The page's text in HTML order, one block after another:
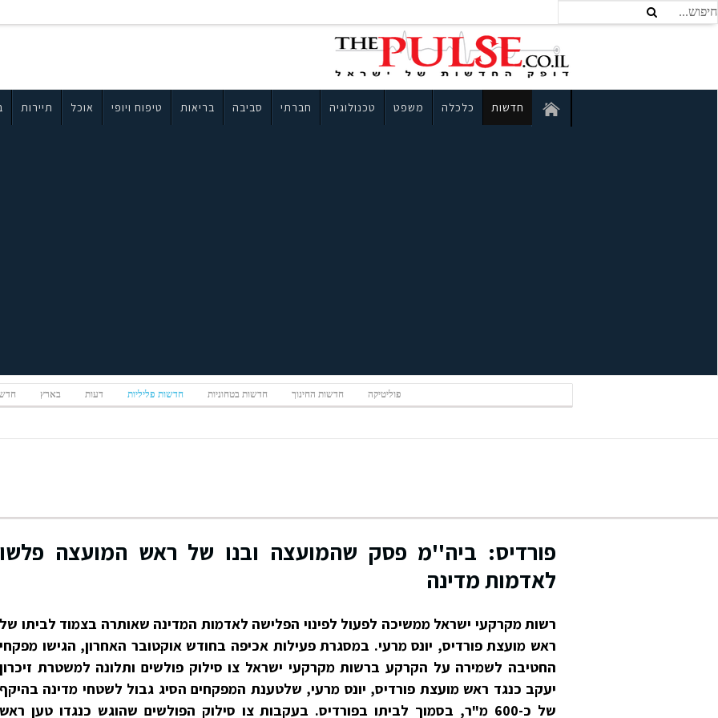
חדשות כלכלה משפט טכנולוגיה חברתי סביבה בריאות טיפוח ויופי אוכל תיירות
פוליטיקה חדשות החינוך חדשות בטחוניות חדשות פליליות דעות בארץ
פורדיס: ביה''מ פסק שהמועצה ובנו של ראש המועצה פלשו
לאדמות מדינה
רשות מקרקעי ישראל ממשיכה לפעול לפינוי הפלישה לאדמות המדינה שאותרה בצמוד לביתו של
ראש מועצת פורדיס, יונס מרעי. במסגרת פעילות אכיפה בחודש אוקטובר האחרון, הגישו מפקחי
החטיבה לשמירה על הקרקע ברשות מקרקעי ישראל צו סילוק פולשים ותלונה למשטרת זיכרון
יעקב כנגד ראש מועצת פורדיס, יונס מרעי, שלטענת המפקחים הסיג גבול לשטחי מדינה בהיקף
של כ-600 מ"ר, בסמוך לביתו בפורדיס. בעקבות צו סילוק הפולשים שהוגש כנגדו טען ראש